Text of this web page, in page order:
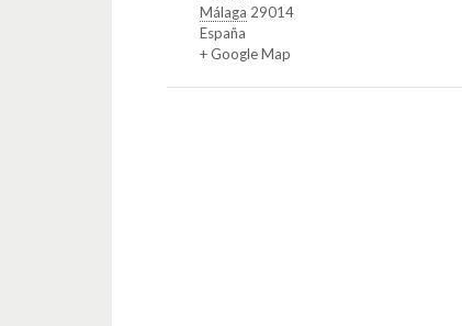
Málaga 29014
España
+ Google Map